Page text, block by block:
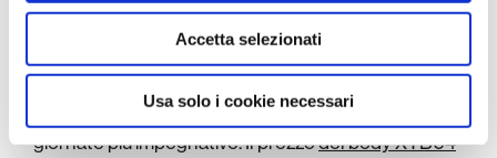
con altre informazioni che ha fornito loro o che hanno
raccolto dal suo utilizzo dei loro servizi.
Accetta selezionati
Usa solo i cookie necessari
endurance che possono arrivare fino a dieci ore di
durata. Il risultato è quindiun capo chiaramente
orientato alle prestazioni, ma progettato per
mantenere comfort e stabilitàanche nelle
giornate più impegnative. Il prezzodel body XTB04